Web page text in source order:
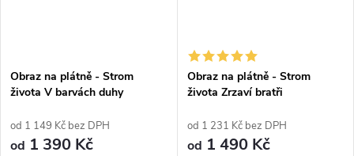
Obraz na plátně - Strom
života V barvách duhy
od 1 149 Kč bez DPH
od 1 390 Kč
Obraz na plátně - Strom
života Zrzaví bratři
od 1 231 Kč bez DPH
od 1 490 Kč